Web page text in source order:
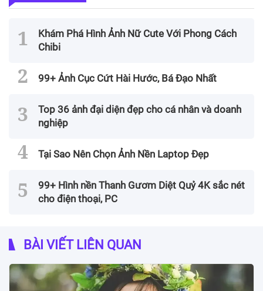
Khám Phá Hình Ảnh Nữ Cute Với Phong Cách
Chibi
99+ Ảnh Cục Cứt Hài Hước, Bá Đạo Nhất
Top 36 ảnh đại diện đẹp cho cá nhân và doanh
nghiệp
Tại Sao Nên Chọn Ảnh Nền Laptop Đẹp
99+ Hình nền Thanh Gươm Diệt Quỷ 4K sắc nét
cho điện thoại, PC
BÀI VIẾT LIÊN QUAN